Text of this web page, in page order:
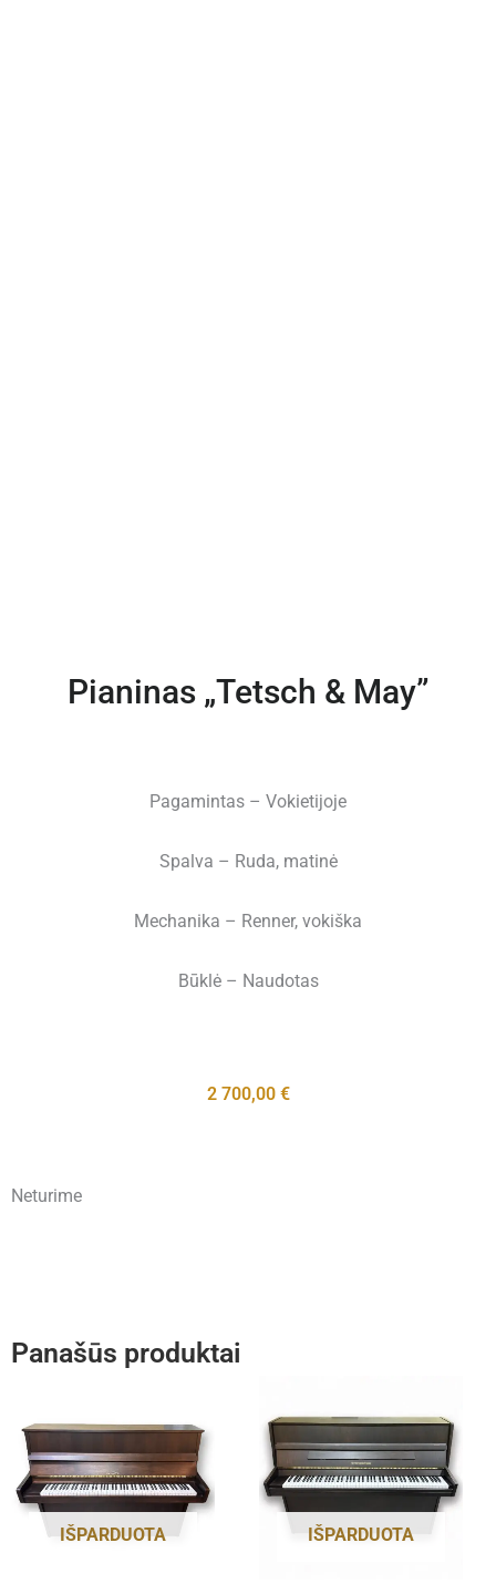
Pianinas „Tetsch & May”
Pagamintas – Vokietijoje
Spalva – Ruda, matinė
Mechanika – Renner, vokiška
Būklė – Naudotas
2 700,00 €
Neturime
Panašūs produktai
IŠPARDUOTA IŠPARDUOTA